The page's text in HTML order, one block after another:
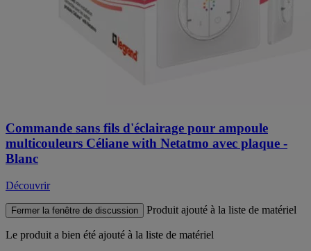
Commande sans fils d'éclairage pour ampoule
multicouleurs Céliane with Netatmo avec plaque -
Blanc
Découvrir
Fermer la fenêtre de discussion Produit ajouté à la liste de matériel
Le produit a bien été ajouté à la liste de matériel